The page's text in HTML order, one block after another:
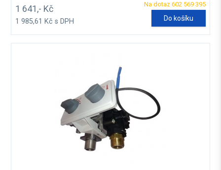
Na dotaz 602 569 395
1 641,- Kč
1 985,61 Kč s DPH Do košíku